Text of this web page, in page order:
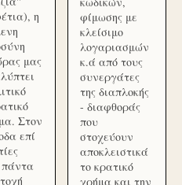
η
μας
Στον
επί
φίμωσης με
κλείσιμο
λογαριασμών
κ.ά από τους
συνεργάτες
της διαπλοκής
- διαφθοράς
που
στοχεύουν
αποκλειστικά
το κρατικό
χρήμα και την